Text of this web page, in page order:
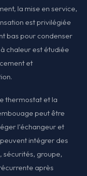
la mise en service,
est privilégiée
bas pour condenser
chaleur est étudiée
et
thermostat et la
peut être
l'échangeur et
intégrer des
sécurités, groupe,
après